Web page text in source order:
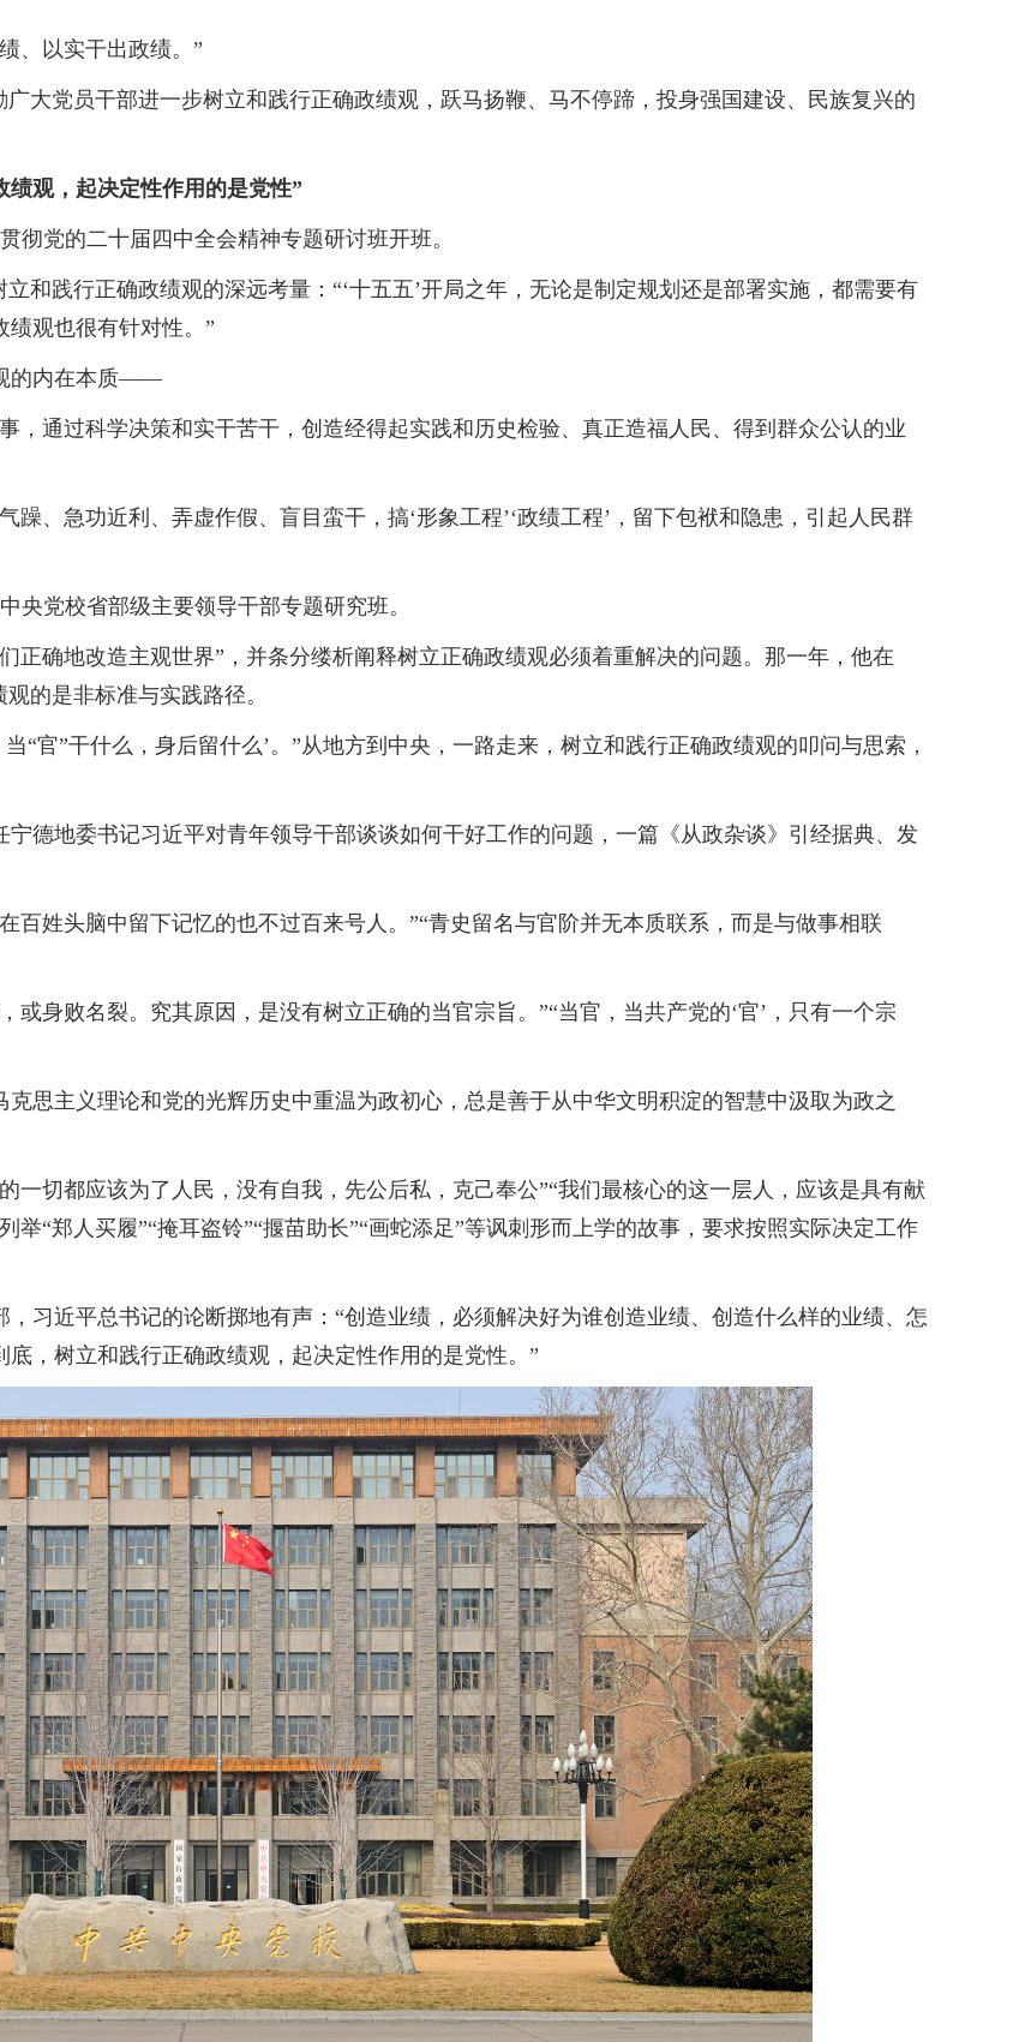
、以实干出政绩。”
党员干部进一步树立和践行正确政绩观，跃马扬鞭、马不停蹄，投身强国建设、民族复兴的
观，起决定性作用的是党性”
党的二十届四中全会精神专题研讨班开班。
践行正确政绩观的深远考量：“‘十五五’开局之年，无论是制定规划还是部署实施，都需要有
观也很有针对性。”
的内在本质——
通过科学决策和实干苦干，创造经得起实践和历史检验、真正造福人民、得到群众公认的业
、急功近利、弄虚作假、盲目蛮干，搞‘形象工程’‘政绩工程’，留下包袱和隐患，引起人民群
党校省部级主要领导干部专题研究班。
确地改造主观世界”，并条分缕析阐释树立正确政绩观必须着重解决的问题。那一年，他在
的是非标准与实践路径。
官”干什么，身后留什么’。”从地方到中央，一路走来，树立和践行正确政绩观的叩问与思索，
地委书记习近平对青年领导干部谈谈如何干好工作的问题，一篇《从政杂谈》引经据典、发
姓头脑中留下记忆的也不过百来号人。”“青史留名与官阶并无本质联系，而是与做事相联
身败名裂。究其原因，是没有树立正确的当官宗旨。”“当官，当共产党的‘官’，只有一个宗
主义理论和党的光辉历史中重温为政初心，总是善于从中华文明积淀的智慧中汲取为政之
切都应该为了人民，没有自我，先公后私，克己奉公”“我们最核心的这一层人，应该是具有献
“郑人买履”“掩耳盗铃”“揠苗助长”“画蛇添足”等讽刺形而上学的故事，要求按照实际决定工作
近平总书记的论断掷地有声：“创造业绩，必须解决好为谁创造业绩、创造什么样的业绩、怎
，树立和践行正确政绩观，起决定性作用的是党性。”